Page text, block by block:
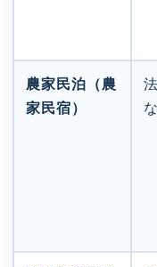
農家民泊（農
家民宿）